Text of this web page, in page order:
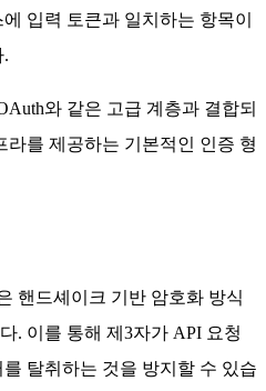
입력 토큰과 일치하는 항목이
.
와 같은 고급 계층과 결합되
라를 제공하는 기본적인 인증 형
핸드셰이크 기반 암호화 방식
. 이를 통해 제3자가 API 요청
탈취하는 것을 방지할 수 있습